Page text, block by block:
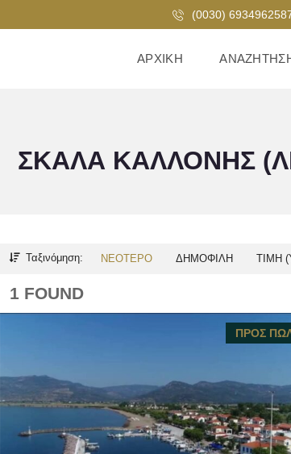
(0030)
ΑΡΧΙΚΉ
ΣΚΆΛΑ ΚΑΛΛΟΝΉΣ
Ταξινόμηση: ΝΕΌΤΕΡΟ ΔΗΜΟΦΙΛΉ ΤΙΜΉ
1 FOUND
ΠΡΟΣ